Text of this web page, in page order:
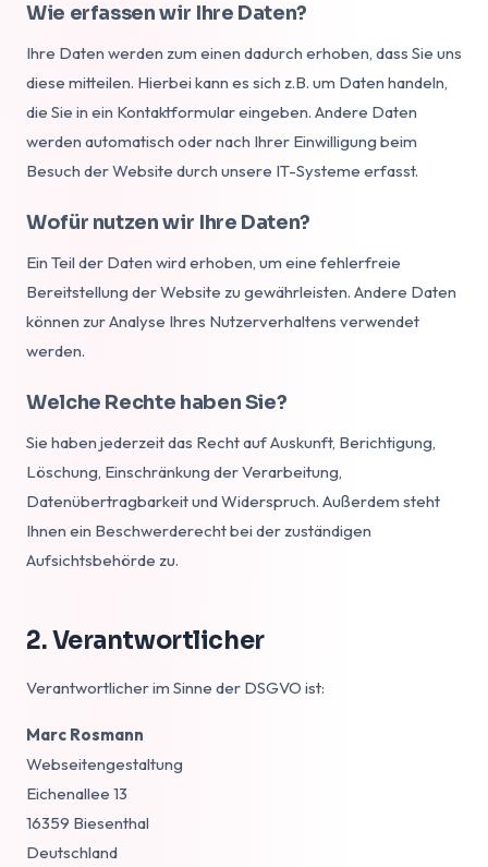
Wie erfassen wir Ihre Daten?
Ihre Daten werden zum einen dadurch erhoben, dass Sie uns
diese mitteilen. Hierbei kann es sich z.B. um Daten handeln,
die Sie in ein Kontaktformular eingeben. Andere Daten
werden automatisch oder nach Ihrer Einwilligung beim
Besuch der Website durch unsere IT-Systeme erfasst.
Wofür nutzen wir Ihre Daten?
Ein Teil der Daten wird erhoben, um eine fehlerfreie
Bereitstellung der Website zu gewährleisten. Andere Daten
können zur Analyse Ihres Nutzerverhaltens verwendet
werden.
Welche Rechte haben Sie?
Sie haben jederzeit das Recht auf Auskunft, Berichtigung,
Löschung, Einschränkung der Verarbeitung,
Datenübertragbarkeit und Widerspruch. Außerdem steht
Ihnen ein Beschwerderecht bei der zuständigen
Aufsichtsbehörde zu.
2. Verantwortlicher
Verantwortlicher im Sinne der DSGVO ist:
Marc Rosmann
Webseitengestaltung
Eichenallee 13
16359 Biesenthal
Deutschland